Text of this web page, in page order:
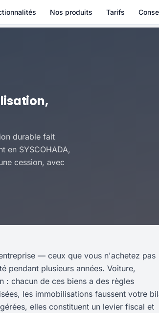
Nos produits Tarifs
durable fait
en SYSCOHADA,
cession, avec
— ceux que vous n'achetez pas
pendant plusieurs années. Voiture,
: chacun de ces biens a des règles
les immobilisations faussent votre
elles constituent un levier fiscal et